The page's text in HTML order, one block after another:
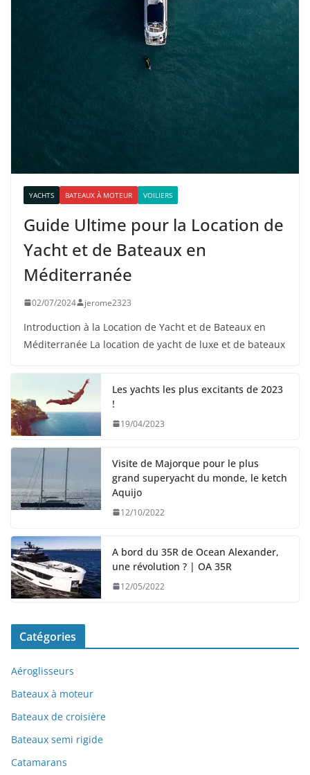
YACHTS BATEAUX À MOTEUR VOILIERS
Guide Ultime pour la Location de
Yacht et de Bateaux en
Méditerranée
02/07/2024 jerome2323
Introduction à la Location de Yacht et de Bateaux en
Méditerranée La location de yacht de luxe et de bateaux
Les yachts les plus excitants de 2023
!
19/04/2023
Visite de Majorque pour le plus
grand superyacht du monde, le ketch
Aquijo
12/10/2022
A bord du 35R de Ocean Alexander,
une révolution ? | OA 35R
12/05/2022
Catégories
Aéroglisseurs
Bateaux à moteur
Bateaux de croisière
Bateaux semi rigide
Catamarans